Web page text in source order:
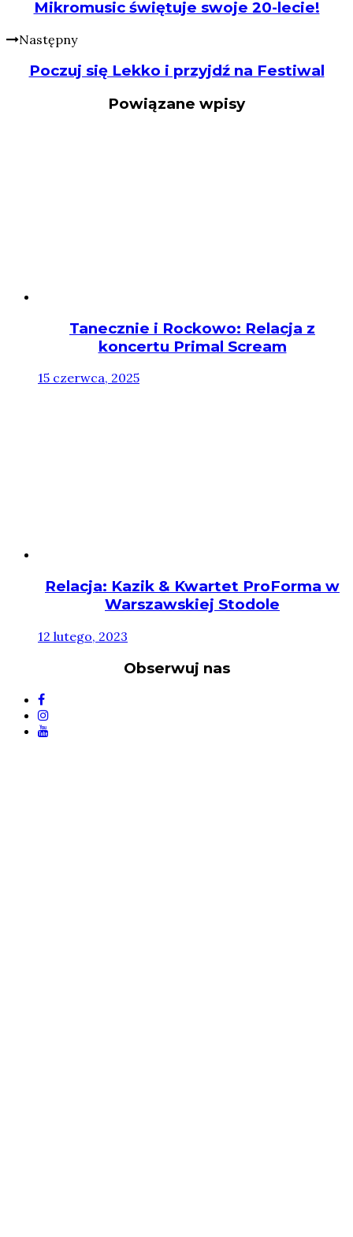
Mikromusic świętuje swoje 20-lecie!
Następny
Poczuj się Lekko i przyjdź na Festiwal
Powiązane wpisy
Tanecznie i Rockowo: Relacja z
koncertu Primal Scream
15 czerwca, 2025
Relacja: Kazik & Kwartet ProForma w
Warszawskiej Stodole
12 lutego, 2023
Obserwuj nas